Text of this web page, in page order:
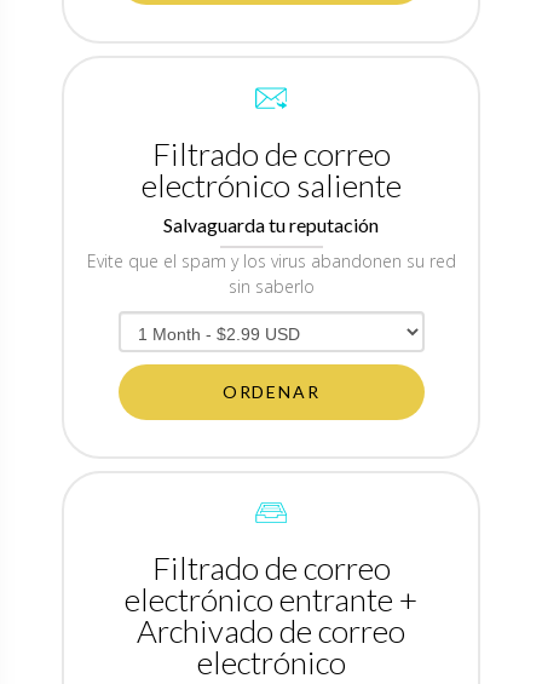
Filtrado de correo
electrónico saliente
Salvaguarda tu reputación
Evite que el spam y los virus abandonen su red
sin saberlo
ORDENAR
Filtrado de correo
electrónico entrante +
Archivado de correo
electrónico